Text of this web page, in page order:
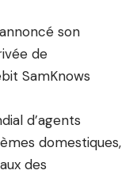
son
de
SamKnows
d’agents
domestiques,
des